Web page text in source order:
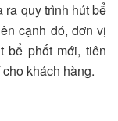
quy trình hút bể
cạnh đó, đơn vị
bể phốt mới, tiên
khách hàng.